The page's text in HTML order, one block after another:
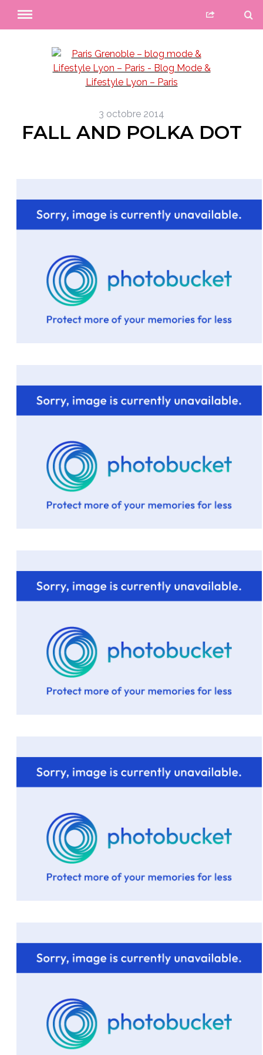
3 octobre 2014
FALL AND POLKA DOT